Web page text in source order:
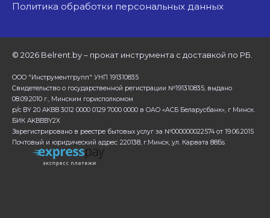
Политика обработки персональных данных
© 2026 Belrent.by – прокат инструмента с доставкой по РБ.
ООО "Инструментгрупп" УНП 191310835
Свидетельство о государственной регистрации №191310835, выдано
08.09.2010 г., Минским горисполкомом
р/с BY 20 AKBB 3012 0000 0129 7000 0000 в ОАО «АСБ Беларусбанк», г Минск.
БИК AKBBBY2X
Зарегистрировано в реестре бытовых услуг за №000000022574 от 19.06.2015
Почтовый и юридический адрес: 220138, г.Минск, ул. Карвата 88Бs